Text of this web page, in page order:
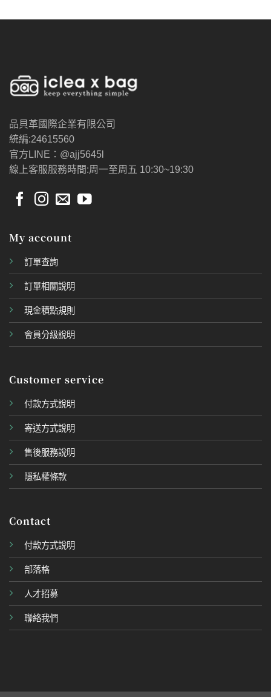
品貝革國際企業有限公司
統編:24615560
官方LINE：@ajj5645l
線上客服服務時間:周一至周五 10:30~19:30
My account
訂單查詢
訂單相關說明
現金積點規則
會員分級說明
Customer service
付款方式說明
寄送方式說明
售後服務說明
隱私權條款
Contact
付款方式說明
部落格
人才招募
聯絡我們